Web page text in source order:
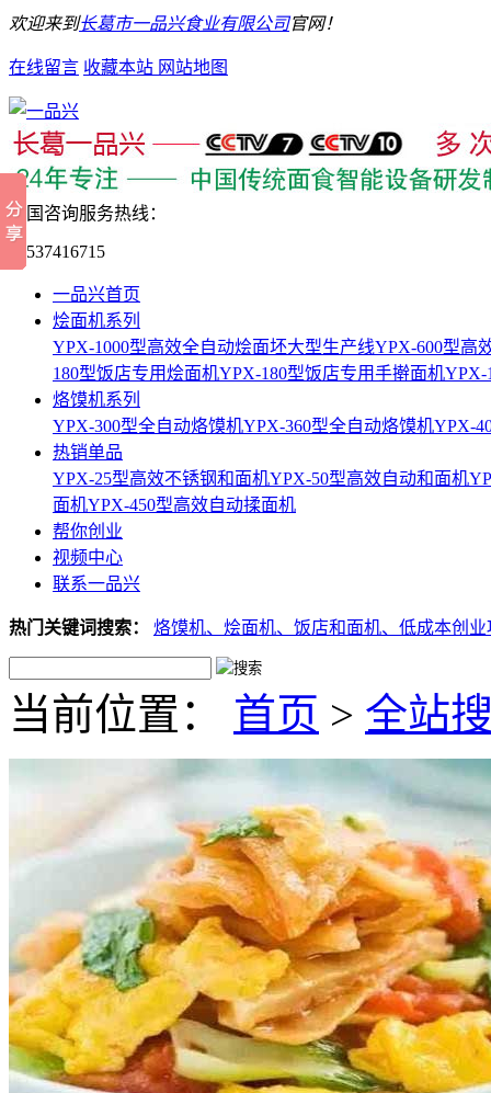
欢迎来到长葛市一品兴食业有限公司官网！
在线留言 收藏本站 网站地图
全国咨询服务热线：
15537416715
一品兴首页
烩面机系列
YPX-1000型高效全自动烩面坯大型生产线YPX-600型高
180型饭店专用烩面机YPX-180型饭店专用手擀面机YPX-
烙馍机系列
YPX-300型全自动烙馍机YPX-360型全自动烙馍机YPX-
热销单品
YPX-25型高效不锈钢和面机YPX-50型高效自动和面机
面机YPX-450型高效自动揉面机
帮你创业
视频中心
联系一品兴
热门关键词搜索： 烙馍机、 烩面机、 饭店和面机、 低成本创业
当前位置： 首页 > 全站